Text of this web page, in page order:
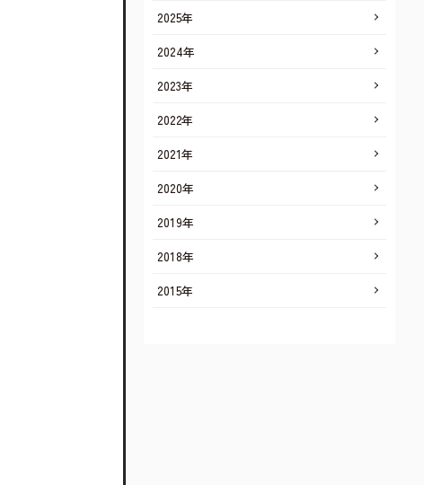
2025年
2024年
2023年
2022年
2021年
2020年
2019年
2018年
2015年